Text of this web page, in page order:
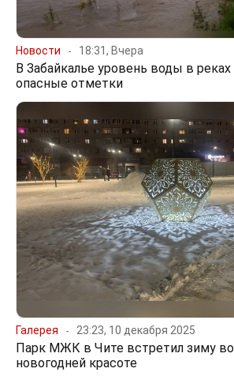
Новости 18:31, Вчера
В Забайкалье уровень воды в
опасные отметки
Галерея 23:23, 10 декабря 2025
Парк МЖК в Чите встретил зиму
новогодней красоте